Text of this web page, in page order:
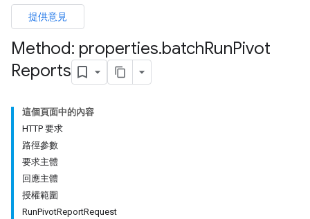
提供意見
Method: properties.batchRunPivot
Reports
這個頁面中的內容
HTTP 要求
路徑參數
要求主體
回應主體
授權範圍
RunPivotReportRequest